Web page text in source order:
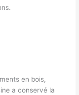
en bois,
a conservé la